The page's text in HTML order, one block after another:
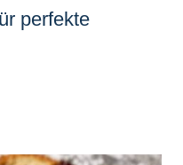
perfekte